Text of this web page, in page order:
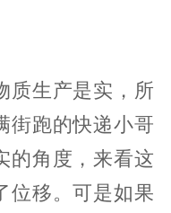
质生产是实，所
街跑的快递小哥
的角度，来看这
位移。可是如果